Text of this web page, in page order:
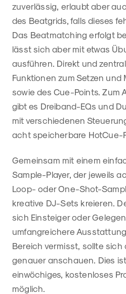
zuverlässig, erlaubt aber
des Beatgrids, falls dieses
Das Beatmatching erfolgt
lässt sich aber mit etwas
ausführen. Direkt und
Funktionen zum Setzen und
sowie des Cue-Points. Zum
gibt es Dreiband-EQs und
mit verschiedenen
acht speicherbare HotCue-
Gemeinsam mit einem
Sample-Player, der jeweils
Loop- oder One-Shot-
kreative DJ-Sets kreieren.
sich Einsteiger oder
umfangreichere
Bereich vermisst, sollte sich
genauer anschauen. Dies
einwöchiges, kostenloses
möglich.